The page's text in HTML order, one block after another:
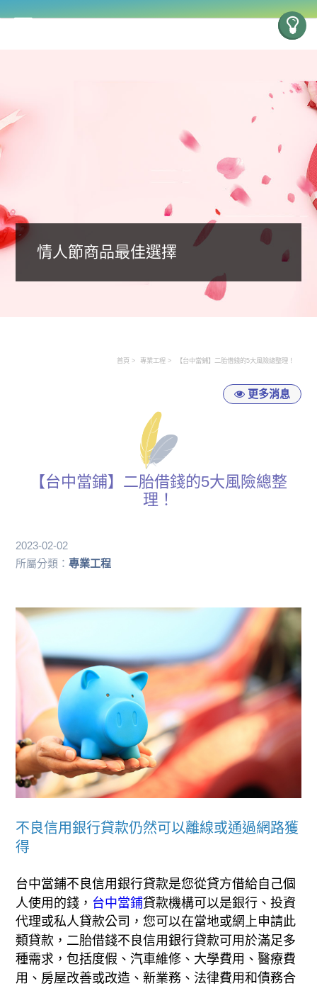
情人節商品最佳選擇
首頁 專業工程 【台中當鋪】二胎借錢的5大風險總整理！
更多消息
【台中當鋪】二胎借錢的5大風險總整
理！
2023-02-02
所屬分類：專業工程
不良信用銀行貸款仍然可以離線或通過網路獲
得
台中當鋪不良信用銀行貸款是您從貸方借給自己個
人使用的錢， 台中當鋪貸款機構可以是銀行、投資
代理或私人貸款公司，您可以在當地或網上申請此
類貸款，二胎借錢不良信用銀行貸款可用於滿足多
種需求，包括度假、汽車維修、大學費用、醫療費
用、房屋改善或改造、新業務、法律費用和債務合